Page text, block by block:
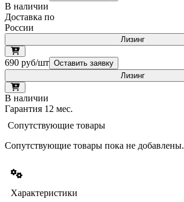
В наличии
Доставка по
России
Лизинг
690 руб/шт Оставить заявку
Лизинг
В наличии
Гарантия 12 мес.
Сопутствующие товары
Сопутствующие товары пока не добавлены.
Характеристики